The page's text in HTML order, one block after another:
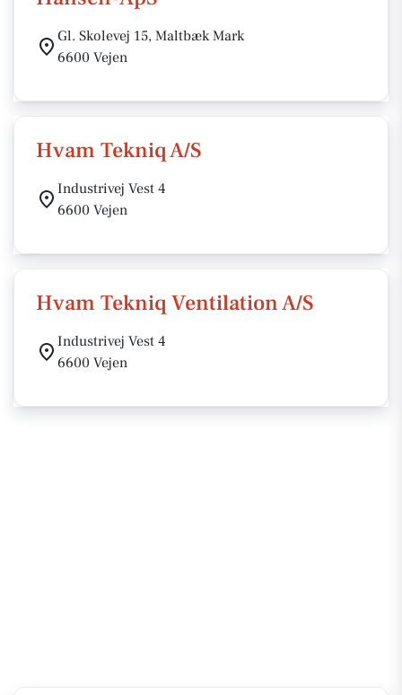
Gl. Skolevej 15, Maltbæk Mark
6600 Vejen
Hvam Tekniq A/S
Industrivej Vest 4
6600 Vejen
Hvam Tekniq Ventilation A/S
Industrivej Vest 4
6600 Vejen